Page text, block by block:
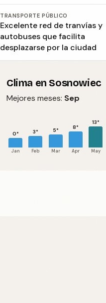
TRANSPORTE PÚBLICO
Excelente red de tranvías y
autobuses que facilita
desplazarse por la ciudad
Clima en Sosnowiec
Mejores meses: Sep
0°
Jan
3°
Feb
5°
Mar
8°
Apr
13°
May